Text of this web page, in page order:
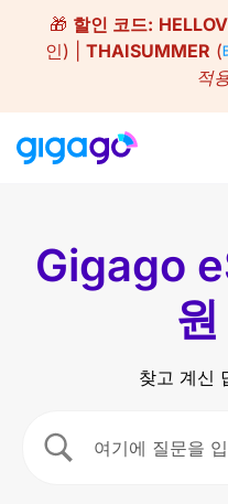
content
🎁 할인 코드:
인) | THAISUMMER (
적
Gigago
찾고 계신